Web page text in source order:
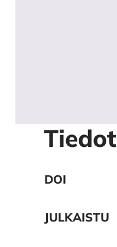
Tiedot
DOI
JULKAISTU